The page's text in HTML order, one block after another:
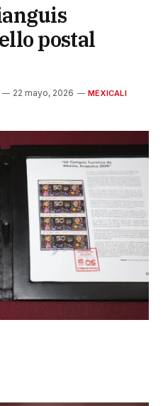
postal
22 mayo, 2026 MEXICALI